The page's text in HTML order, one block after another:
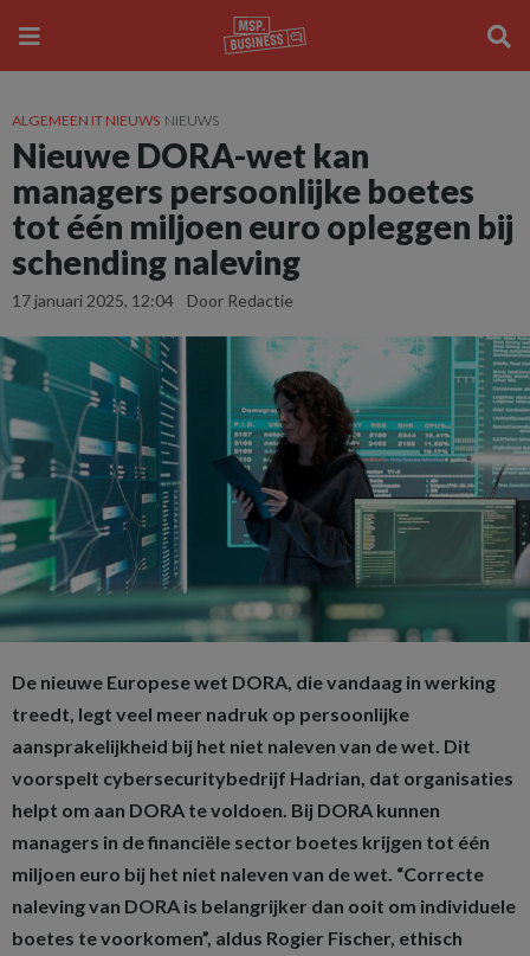
ALGEMEEN IT NIEUWS NIEUWS
Nieuwe DORA-wet kan
managers persoonlijke boetes
tot één miljoen euro opleggen bij
schending naleving
17 januari 2025, 12:04 Door Redactie
De nieuwe Europese wet DORA, die vandaag in werking
treedt, legt veel meer nadruk op persoonlijke
aansprakelijkheid bij het niet naleven van de wet. Dit
voorspelt cybersecuritybedrijf Hadrian, dat organisaties
helpt om aan DORA te voldoen. Bij DORA kunnen
managers in de financiële sector boetes krijgen tot één
miljoen euro bij het niet naleven van de wet. “Correcte
naleving van DORA is belangrijker dan ooit om individuele
boetes te voorkomen”, aldus Rogier Fischer, ethisch